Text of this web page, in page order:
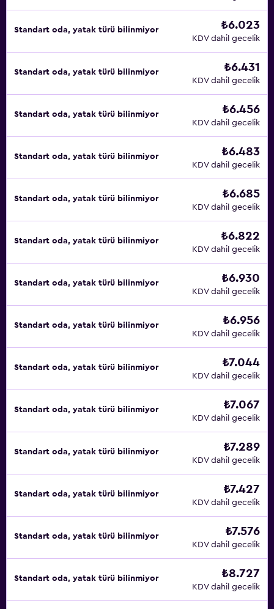
Standart oda, yatak türü bilinmiyor ₺6.023
KDV dahil gecelik
Standart oda, yatak türü bilinmiyor ₺6.431
KDV dahil gecelik
Standart oda, yatak türü bilinmiyor ₺6.456
KDV dahil gecelik
Standart oda, yatak türü bilinmiyor ₺6.483
KDV dahil gecelik
Standart oda, yatak türü bilinmiyor ₺6.685
KDV dahil gecelik
Standart oda, yatak türü bilinmiyor ₺6.822
KDV dahil gecelik
Standart oda, yatak türü bilinmiyor ₺6.930
KDV dahil gecelik
Standart oda, yatak türü bilinmiyor ₺6.956
KDV dahil gecelik
Standart oda, yatak türü bilinmiyor ₺7.044
KDV dahil gecelik
Standart oda, yatak türü bilinmiyor ₺7.067
KDV dahil gecelik
Standart oda, yatak türü bilinmiyor ₺7.289
KDV dahil gecelik
Standart oda, yatak türü bilinmiyor ₺7.427
KDV dahil gecelik
Standart oda, yatak türü bilinmiyor ₺7.576
KDV dahil gecelik
Standart oda, yatak türü bilinmiyor ₺8.727
KDV dahil gecelik